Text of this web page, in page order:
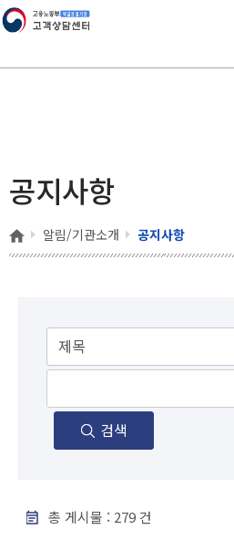
고용노동부 책임운영
공지사항
홈 알림/기관소개 공지사항
검색
총 게시물 : 279건